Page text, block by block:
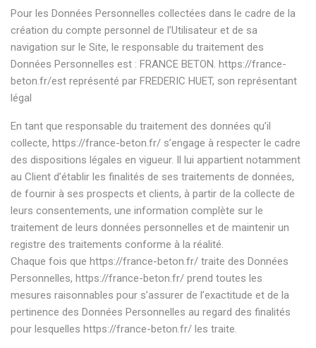
Pour les Données Personnelles collectées dans le cadre de la
création du compte personnel de l’Utilisateur et de sa
navigation sur le Site, le responsable du traitement des
Données Personnelles est : FRANCE BETON. https://france-
beton.fr/est représenté par FREDERIC HUET, son représentant
légal
En tant que responsable du traitement des données qu’il
collecte, https://france-beton.fr/ s’engage à respecter le cadre
des dispositions légales en vigueur. Il lui appartient notamment
au Client d’établir les finalités de ses traitements de données,
de fournir à ses prospects et clients, à partir de la collecte de
leurs consentements, une information complète sur le
traitement de leurs données personnelles et de maintenir un
registre des traitements conforme à la réalité.
Chaque fois que https://france-beton.fr/ traite des Données
Personnelles, https://france-beton.fr/ prend toutes les
mesures raisonnables pour s’assurer de l’exactitude et de la
pertinence des Données Personnelles au regard des finalités
pour lesquelles https://france-beton.fr/ les traite.